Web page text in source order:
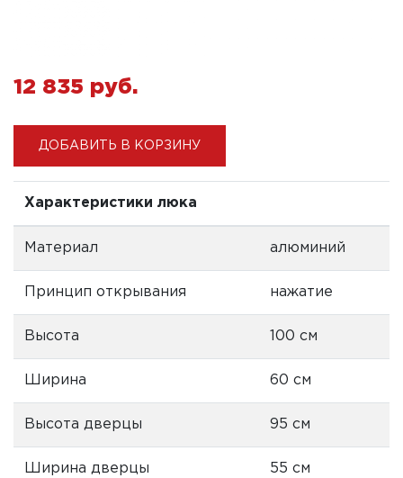
12 835 pуб.
ДОБАВИТЬ В КОРЗИНУ
Характеристики люка
Материал алюминий
Принцип открывания нажатие
Высота 100 см
Ширина 60 см
Высота дверцы 95 см
Ширина дверцы 55 см